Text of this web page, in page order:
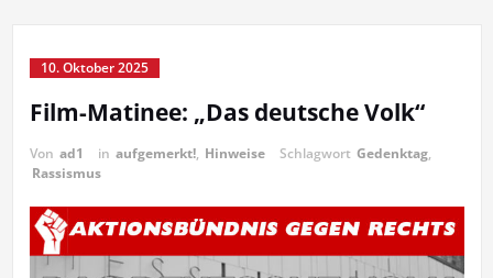
10. Oktober 2025
Film-Matinee: „Das deutsche Volk“
Von ad1 in aufgemerkt!, Hinweise Schlagwort Gedenktag,
Rassismus